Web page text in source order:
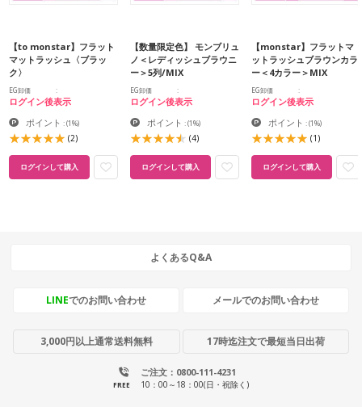
【to monstar】フラット
マットラッシュ〈ブラッ
ク〉
EG卸価
ログイン後表示
ポイント :(1%)
(2)
ログインして購入
【数量限定色】 モンブリュ
ノ＜レディッシュブラウニ
ー＞5列/MIX
EG卸価
ログイン後表示
ポイント :(1%)
(4)
ログインして購入
【monstar】フラットマ
ットラッシュブラウンカラ
ー＜4カラー＞MIX
EG卸価
ログイン後表示
ポイント :(1%)
(1)
ログインして購入
よくあるQ&A
LINEでのお問い合わせ メールでのお問い合わせ
3,000円以上通常送料無料 17時迄注文で最短当日出荷
ご注文：0800-111-4231
FREE 10：00～18：00(日・祝除く)